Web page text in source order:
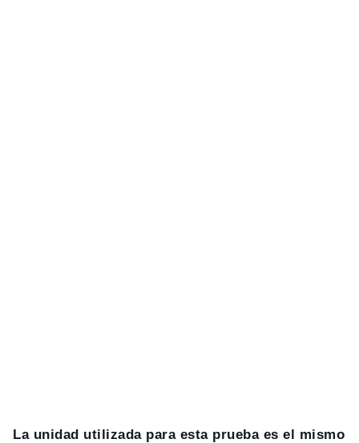
La unidad utilizada para esta prueba es el mismo